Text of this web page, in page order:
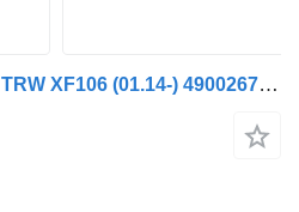
Servodirecţie hidraulică TRW XF106 (01.14-) 49002679 pentru cap tractor DAF XF106 (2014-)